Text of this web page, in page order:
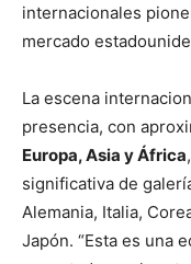
internacionales
mercado
La escena
presencia, con
Europa, Asia y África
significativa de
Alemania, Italia,
Japón. “Esta es una